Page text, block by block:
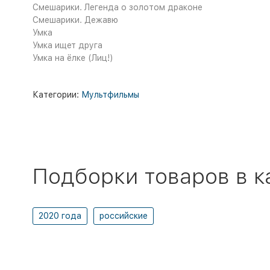
Смешарики. Легенда о золотом драконе
Смешарики. Дежавю
Умка
Умка ищет друга
Умка на ёлке (Лиц!)
Категории: Мультфильмы
Подборки товаров в
2020 года российские